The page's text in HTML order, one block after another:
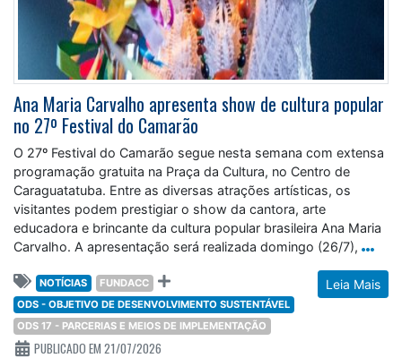
Ana Maria Carvalho apresenta show de cultura popular
no 27º Festival do Camarão
O 27º Festival do Camarão segue nesta semana com extensa
programação gratuita na Praça da Cultura, no Centro de
Caraguatatuba. Entre as diversas atrações artísticas, os
visitantes podem prestigiar o show da cantora, arte
educadora e brincante da cultura popular brasileira Ana Maria
Carvalho. A apresentação será realizada domingo (26/7),
Leia Mais
NOTÍCIAS
FUNDACC
ODS - OBJETIVO DE DESENVOLVIMENTO SUSTENTÁVEL
ODS 17 - PARCERIAS E MEIOS DE IMPLEMENTAÇÃO
PUBLICADO EM 21/07/2026